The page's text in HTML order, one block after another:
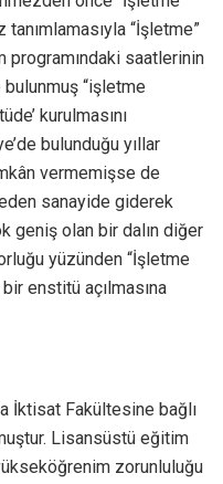
tanımlamasıyla “İşletme”
saatlerinin
“işletme
kurulmasını
bulunduğu yıllar
vermemişse de
sanayide giderek
geniş olan bir dalın diğer
yüzünden “İşletme
bir enstitü açılmasına
İktisat Fakültesine bağlı
Lisansüstü eğitim
zorunluluğu